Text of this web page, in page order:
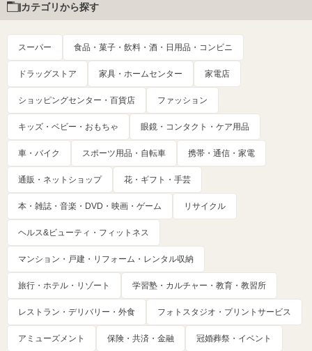
カテゴリから探す
スーパー 食品・菓子・飲料・酒・日用品・コンビニ
ドラッグストア 家具・ホームセンター 家電店
ショッピングセンター・百貨店 ファッション
キッズ・ベビー・おもちゃ 眼鏡・コンタクト・ケア用品
車・バイク スポーツ用品・自転車 携帯・通信・家電
通販・ネットショップ 花・ギフト・手芸
本・雑誌・音楽・DVD・映画・ゲーム リサイクル
ヘルス&ビューティ・フィットネス
マンション・戸建・リフォーム・レンタル収納
旅行・ホテル・リゾート 学習塾・カルチャー・教育・教習所
レストラン・デリバリー・外食 フォトスタジオ・プリントサービス
アミューズメント 保険・共済・金融 冠婚葬祭・イベント